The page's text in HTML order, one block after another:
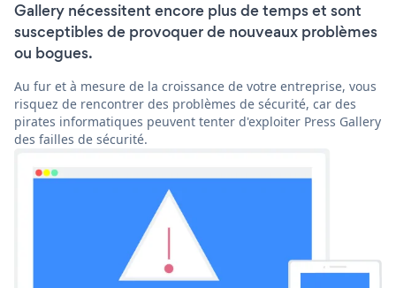
Gallery nécessitent encore plus de temps et sont
susceptibles de provoquer de nouveaux problèmes
ou bogues.
Au fur et à mesure de la croissance de votre entreprise, vous
risquez de rencontrer des problèmes de sécurité, car des
pirates informatiques peuvent tenter d'exploiter Press Gallery
des failles de sécurité.